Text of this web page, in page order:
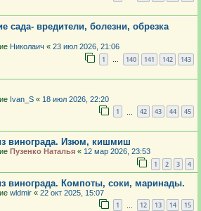
сада- вредители, болезни, обрезка
Николаич « 23 июл 2026, 21:06
1 … 140 141 142 143
Ivan_S « 18 июл 2026, 22:20
1 42 43 44 45
винограда. Изюм, кишмиш
Пузенко Наталья « 12 мар 2026, 23:53
1 2 3 4
винограда. Компоты, соки, маринады.
wldmir « 22 окт 2025, 15:07
1 12 13 14 15